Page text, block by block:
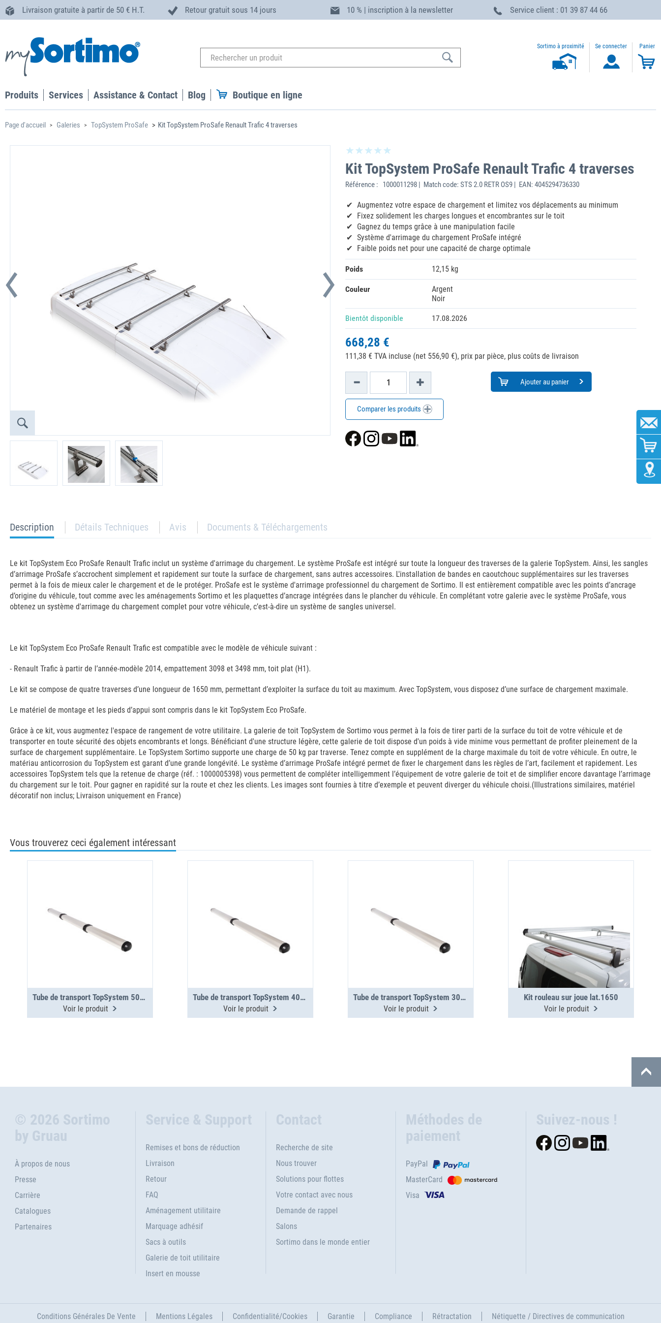
Livraison gratuite à partir de 50 € H.T. Retour gratuit sous 14 jours 10 % | inscription à la newsletter Service client : 01 39 87 44 66
Sortimo à proximité Se connecter Panier
Produits Services Assistance & Contact Blog Boutique en ligne
Page d'accueil Galeries TopSystem ProSafe Kit TopSystem ProSafe Renault Trafic 4 traverses
Kit TopSystem ProSafe Renault Trafic 4 traverses
Référence : 1000011298 | Match code: STS 2.0 RETR OS9 | EAN: 4045294736330
Augmentez votre espace de chargement et limitez vos déplacements au minimum
Fixez solidement les charges longues et encombrantes sur le toit
Gagnez du temps grâce à une manipulation facile
Système d'arrimage du chargement ProSafe intégré
Faible poids net pour une capacité de charge optimale
Poids 12,15 kg
Couleur
Argent
Noir
Bientôt disponible 17.08.2026
668,28 €
111,38 € TVA incluse (net 556,90 €), prix par pièce, plus coûts de livraison
Ajouter au panier
Comparer les produits
current
tab:
Description Détails Techniques Avis Documents & Téléchargements
Le kit TopSystem Eco ProSafe Renault Trafic inclut un système d'arrimage du chargement. Le système ProSafe est intégré sur toute la longueur des traverses de la galerie TopSystem. Ainsi, les sangles
d’arrimage ProSafe s’accrochent simplement et rapidement sur toute la surface de chargement, sans autres accessoires. L'installation de bandes en caoutchouc supplémentaires sur les traverses
permet à la fois de mieux caler le chargement et de le protéger. ProSafe est le système d'arrimage professionnel du chargement de Sortimo. Il est entièrement compatible avec les points d’ancrage
d’origine du véhicule, tout comme avec les aménagements Sortimo et les plaquettes d’ancrage intégrées dans le plancher du véhicule. En complétant votre galerie avec le système ProSafe, vous
obtenez un système d'arrimage du chargement complet pour votre véhicule, c’est-à-dire un système de sangles universel.
Le kit TopSystem Eco ProSafe Renault Trafic est compatible avec le modèle de véhicule suivant :
- Renault Trafic à partir de l’année-modèle 2014, empattement 3098 et 3498 mm, toit plat (H1).
Le kit se compose de quatre traverses d’une longueur de 1650 mm, permettant d’exploiter la surface du toit au maximum. Avec TopSystem, vous disposez d’une surface de chargement maximale.
Le matériel de montage et les pieds d’appui sont compris dans le kit TopSystem Eco ProSafe.
Grâce à ce kit, vous augmentez l'espace de rangement de votre utilitaire. La galerie de toit TopSystem de Sortimo vous permet à la fois de tirer parti de la surface du toit de votre véhicule et de
transporter en toute sécurité des objets encombrants et longs. Bénéficiant d'une structure légère, cette galerie de toit dispose d'un poids à vide minime vous permettant de profiter pleinement de la
surface de chargement supplémentaire. Le TopSystem Sortimo supporte une charge de 50 kg par traverse. Tenez compte en supplément de la charge maximale du toit de votre véhicule. En outre, le
matériau anticorrosion du TopSystem est garant d’une grande longévité. Le système d’arrimage ProSafe intégré permet de fixer le chargement dans les règles de l’art, facilement et rapidement. Les
accessoires TopSystem tels que la retenue de charge (réf. : 1000005398) vous permettent de compléter intelligemment l’équipement de votre galerie de toit et de simplifier encore davantage l’arrimage
du chargement sur le toit. Pour gagner en rapidité sur la route et chez les clients. Les images sont fournies à titre d’exemple et peuvent diverger du véhicule choisi.(Illustrations similaires, matériel
décoratif non inclus; Livraison uniquement en France)
Vous trouverez ceci également intéressant
Tube de transport TopSystem 5000 mm 3 sections
Voir le produit
Tube de transport TopSystem 4000 mm 2 sections
Voir le produit
Tube de transport TopSystem 3000 mm 2 sections
Voir le produit
Kit rouleau sur joue lat.1650
Voir le produit
© 2026 Sortimo
by Gruau
À propos de nous
Presse
Carrière
Catalogues
Partenaires
Service & Support
Remises et bons de réduction
Livraison
Retour
FAQ
Aménagement utilitaire
Marquage adhésif
Sacs à outils
Galerie de toit utilitaire
Insert en mousse
Contact
Recherche de site
Nous trouver
Solutions pour flottes
Votre contact avec nous
Demande de rappel
Salons
Sortimo dans le monde entier
Méthodes de
paiement
PayPal
MasterCard
Visa
Suivez-nous !
Conditions Générales De Vente Mentions Légales Confidentialité/Cookies Garantie Compliance Rétractation Nétiquette / Directives de communication